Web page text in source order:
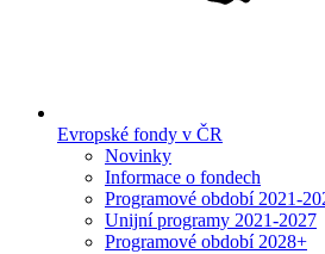
Evropské fondy v ČR
Novinky
Informace o fondech
Programové období 2021-
Unijní programy 2021-2027
Programové období 2028+